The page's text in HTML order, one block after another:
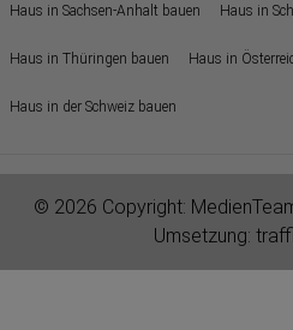
Haus in Sachsen-Anhalt bauen Haus in
Haus in Thüringen bauen Haus in
Haus in der Schweiz bauen
© 2026 Copyright:
Umsetzung: